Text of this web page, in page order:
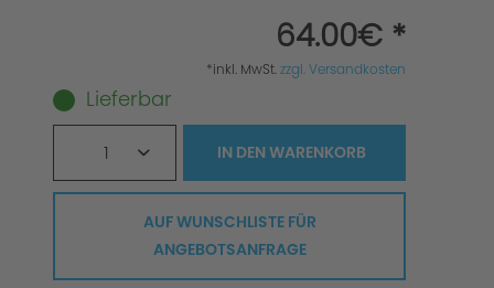
64.00€ *
*inkl. MwSt.zzgl. Versandkosten
Lieferbar
1 IN DENWARENKORB
AUF WUNSCHLISTE FÜR
ANGEBOTSANFRAGE